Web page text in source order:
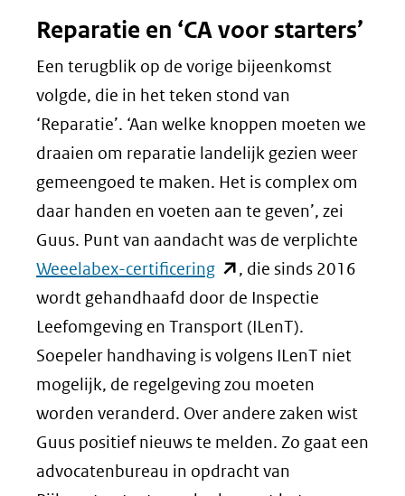
Reparatie en ‘CA voor starters’
Een terugblik op de vorige bijeenkomst
volgde, die in het teken stond van
‘Reparatie’. ‘Aan welke knoppen moeten we
draaien om reparatie landelijk gezien weer
gemeengoed te maken. Het is complex om
daar handen en voeten aan te geven’, zei
Guus. Punt van aandacht was de verplichte
Weeelabex-certificering(opent
in
nieuw
venster)
(verwijst
naar
een
andere
, die sinds 2016
wordt gehandhaafd door de Inspectie
Leefomgeving en Transport (ILenT).
Soepeler handhaving is volgens ILenT niet
mogelijk, de regelgeving zou moeten
worden veranderd. Over andere zaken wist
Guus positief nieuws te melden. Zo gaat een
advocatenbureau in opdracht van